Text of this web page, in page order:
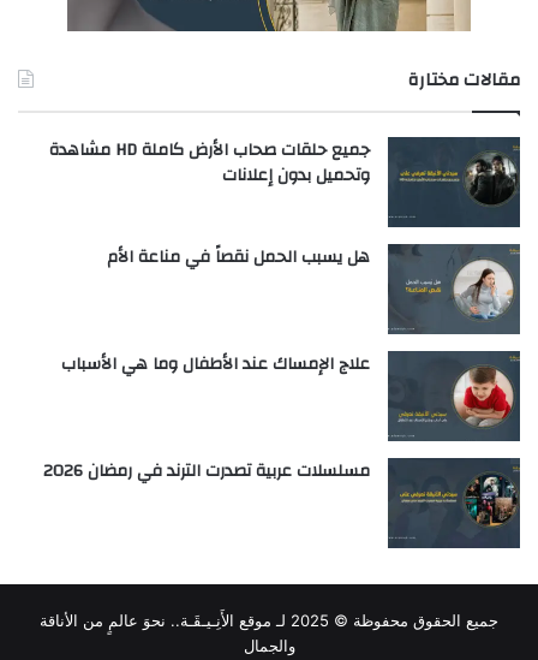
مقالات مختارة
جميع حلقات صحاب الأرض كاملة HD مشاهدة
وتحميل بدون إعلانات
هل يسبب الحمل نقصاً في مناعة الأم
علاج الإمساك عند الأطفال وما هي الأسباب
مسلسلات عربية تصدرت الترند في رمضان 2026
جميع الحقوق محفوظة © 2025 لـ
موقع الأَنِـيـقَـة.. نحوَ عالمٍ من الأناقة
والجمال